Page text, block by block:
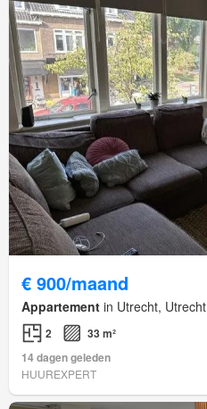
€ 900/maand
Appartement in Utrecht, Utrecht
2
33 m²
14 dagen geleden
HUUREXPERT